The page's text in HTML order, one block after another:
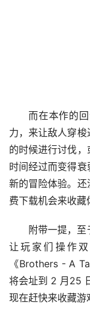
而在本作的
力，来让敌人穿
的时候进行讨伐
时间经过而变得
新的冒险体验。
费下载机会来收藏
附带一提，至
让玩家们操作
《Brothers - A
将会址到 2 月25
现在赶快来收藏游